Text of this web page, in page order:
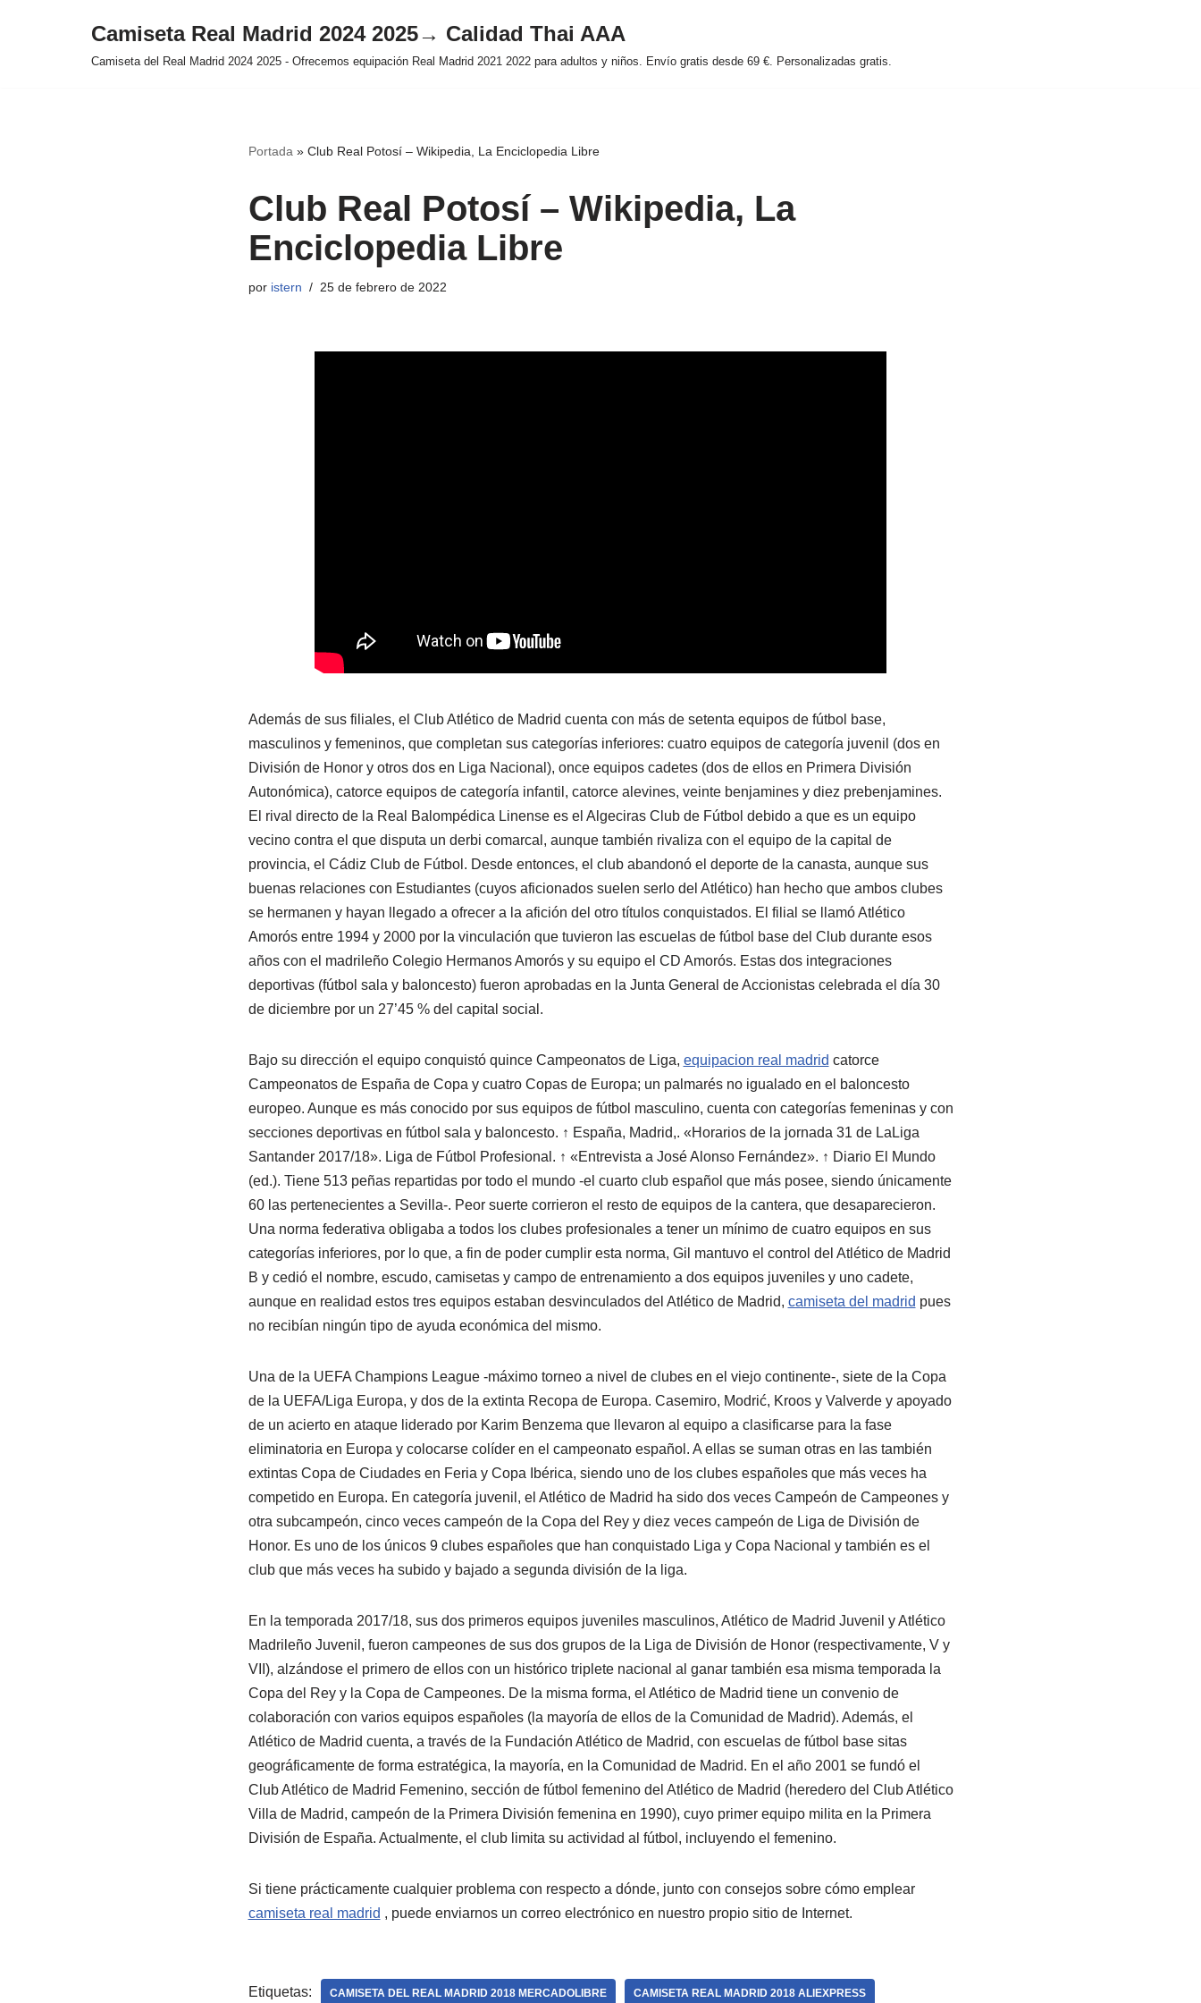
Camiseta Real Madrid 2024 2025→ Calidad Thai AAA
Camiseta del Real Madrid 2024 2025 - Ofrecemos equipación Real Madrid 2021 2022 para adultos y niños. Envío gratis desde 69 €. Personalizadas gratis.
Portada » Club Real Potosí – Wikipedia, La Enciclopedia Libre
Club Real Potosí – Wikipedia, La
Enciclopedia Libre
por istern 25 de febrero de 2022
Además de sus filiales, el Club Atlético de Madrid cuenta con más de setenta equipos de fútbol base,
masculinos y femeninos, que completan sus categorías inferiores: cuatro equipos de categoría juvenil (dos en
División de Honor y otros dos en Liga Nacional), once equipos cadetes (dos de ellos en Primera División
Autonómica), catorce equipos de categoría infantil, catorce alevines, veinte benjamines y diez prebenjamines.
El rival directo de la Real Balompédica Linense es el Algeciras Club de Fútbol debido a que es un equipo
vecino contra el que disputa un derbi comarcal, aunque también rivaliza con el equipo de la capital de
provincia, el Cádiz Club de Fútbol. Desde entonces, el club abandonó el deporte de la canasta, aunque sus
buenas relaciones con Estudiantes (cuyos aficionados suelen serlo del Atlético) han hecho que ambos clubes
se hermanen y hayan llegado a ofrecer a la afición del otro títulos conquistados. El filial se llamó Atlético
Amorós entre 1994 y 2000 por la vinculación que tuvieron las escuelas de fútbol base del Club durante esos
años con el madrileño Colegio Hermanos Amorós y su equipo el CD Amorós. Estas dos integraciones
deportivas (fútbol sala y baloncesto) fueron aprobadas en la Junta General de Accionistas celebrada el día 30
de diciembre por un 27’45 % del capital social.
Bajo su dirección el equipo conquistó quince Campeonatos de Liga, equipacion real madrid catorce
Campeonatos de España de Copa y cuatro Copas de Europa; un palmarés no igualado en el baloncesto
europeo. Aunque es más conocido por sus equipos de fútbol masculino, cuenta con categorías femeninas y con
secciones deportivas en fútbol sala y baloncesto. ↑ España, Madrid,. «Horarios de la jornada 31 de LaLiga
Santander 2017/18». Liga de Fútbol Profesional. ↑ «Entrevista a José Alonso Fernández». ↑ Diario El Mundo
(ed.). Tiene 513 peñas repartidas por todo el mundo -el cuarto club español que más posee, siendo únicamente
60 las pertenecientes a Sevilla-. Peor suerte corrieron el resto de equipos de la cantera, que desaparecieron.
Una norma federativa obligaba a todos los clubes profesionales a tener un mínimo de cuatro equipos en sus
categorías inferiores, por lo que, a fin de poder cumplir esta norma, Gil mantuvo el control del Atlético de Madrid
B y cedió el nombre, escudo, camisetas y campo de entrenamiento a dos equipos juveniles y uno cadete,
aunque en realidad estos tres equipos estaban desvinculados del Atlético de Madrid, camiseta del madrid pues
no recibían ningún tipo de ayuda económica del mismo.
Una de la UEFA Champions League -máximo torneo a nivel de clubes en el viejo continente-, siete de la Copa
de la UEFA/Liga Europa, y dos de la extinta Recopa de Europa. Casemiro, Modrić, Kroos y Valverde y apoyado
de un acierto en ataque liderado por Karim Benzema que llevaron al equipo a clasificarse para la fase
eliminatoria en Europa y colocarse colíder en el campeonato español. A ellas se suman otras en las también
extintas Copa de Ciudades en Feria y Copa Ibérica, siendo uno de los clubes españoles que más veces ha
competido en Europa. En categoría juvenil, el Atlético de Madrid ha sido dos veces Campeón de Campeones y
otra subcampeón, cinco veces campeón de la Copa del Rey y diez veces campeón de Liga de División de
Honor. Es uno de los únicos 9 clubes españoles que han conquistado Liga y Copa Nacional y también es el
club que más veces ha subido y bajado a segunda división de la liga.
En la temporada 2017/18, sus dos primeros equipos juveniles masculinos, Atlético de Madrid Juvenil y Atlético
Madrileño Juvenil, fueron campeones de sus dos grupos de la Liga de División de Honor (respectivamente, V y
VII), alzándose el primero de ellos con un histórico triplete nacional al ganar también esa misma temporada la
Copa del Rey y la Copa de Campeones. De la misma forma, el Atlético de Madrid tiene un convenio de
colaboración con varios equipos españoles (la mayoría de ellos de la Comunidad de Madrid). Además, el
Atlético de Madrid cuenta, a través de la Fundación Atlético de Madrid, con escuelas de fútbol base sitas
geográficamente de forma estratégica, la mayoría, en la Comunidad de Madrid. En el año 2001 se fundó el
Club Atlético de Madrid Femenino, sección de fútbol femenino del Atlético de Madrid (heredero del Club Atlético
Villa de Madrid, campeón de la Primera División femenina en 1990), cuyo primer equipo milita en la Primera
División de España. Actualmente, el club limita su actividad al fútbol, incluyendo el femenino.
Si tiene prácticamente cualquier problema con respecto a dónde, junto con consejos sobre cómo emplear
camiseta real madrid , puede enviarnos un correo electrónico en nuestro propio sitio de Internet.
Etiquetas: CAMISETA DEL REAL MADRID 2018 MERCADOLIBRE CAMISETA REAL MADRID 2018 ALIEXPRESS